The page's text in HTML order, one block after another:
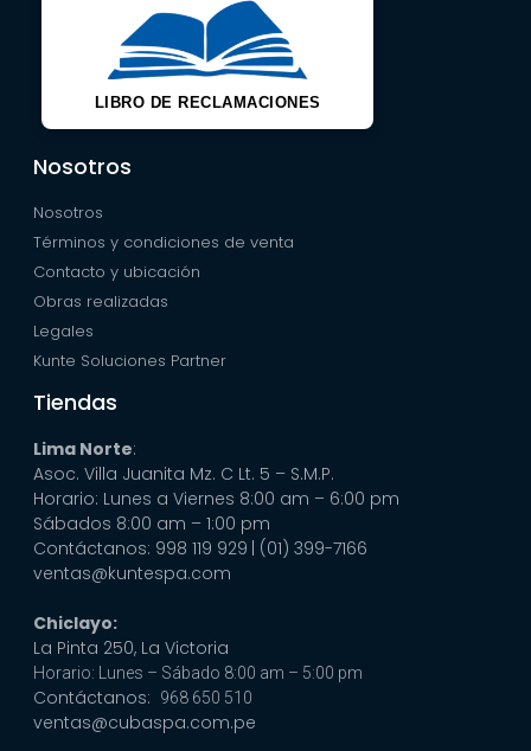
LIBRO DE RECLAMACIONES
Nosotros
Nosotros
Términos y condiciones de venta
Contacto y ubicación
Obras realizadas
Legales
Kunte Soluciones Partner
Tiendas
Lima Norte:
Asoc. Villa Juanita Mz. C Lt. 5 – S.M.P.
Horario: Lunes a Viernes 8:00 am – 6:00 pm
Sábados 8:00 am – 1:00 pm
Contáctanos: 998 119 929 | (01) 399-7166
ventas@kuntespa.com
Chiclayo:
La Pinta 250, La Victoria
Horario: Lunes – Sábado 8:00 am – 5:00 pm
Contáctanos: 968 650 510
ventas@cubaspa.com.pe